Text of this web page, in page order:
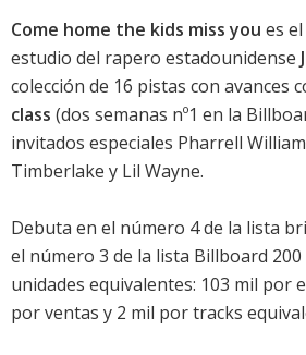
Come home the kids miss you es
estudio del rapero estadounidense
colección de 16 pistas con avances
class (dos semanas nº1 en la
invitados especiales Pharrell
Timberlake y Lil Wayne.
Debuta en el número 4 de la lista
el número 3 de la lista Billboard 200
unidades equivalentes: 103 mil por
por ventas y 2 mil por tracks